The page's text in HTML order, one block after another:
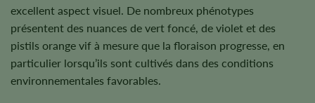
excellent aspect visuel. De nombreux phénotypes
présentent des nuances de vert foncé, de violet et des
pistils orange vif à mesure que la floraison progresse, en
particulier lorsqu’ils sont cultivés dans des conditions
environnementales favorables.